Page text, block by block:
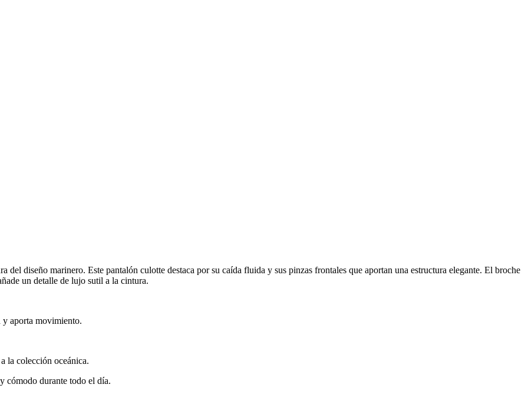
diseño marinero. Este pantalón culotte destaca por su caída fluida y sus pinzas frontales que aportan una estructura elegante. El broche
un detalle de lujo sutil a la cintura.
aporta movimiento.
la colección oceánica.
cómodo durante todo el día.